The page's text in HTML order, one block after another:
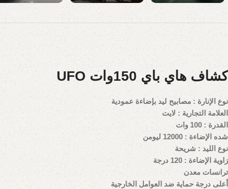
كشاف هاي باي 150وات UFO
نوع الإنارة : مصابيح ليد بإضاءة عمودية
العلامة التجارية : لايت
القدرة : 100 وات
شده الإضاءة : 12000 ليومن
نوع الليد : شريحة
زاوية الإضاءة : 120 درجة
ترانسات معدن
أعلى درجة حماية ضد العوامل الخارجية